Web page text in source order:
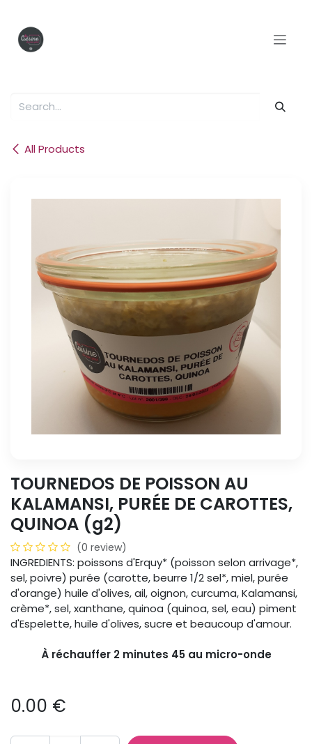
All Products
TOURNEDOS DE POISSON AU
KALAMANSI, PURÉE DE CAROTTES,
QUINOA (g2)
(0 review)
INGREDIENTS: poissons d'Erquy* (poisson selon arrivage*,
sel, poivre) purée (carotte, beurre 1/2 sel*, miel, purée
d'orange) huile d'olives, ail, oignon, curcuma, Kalamansi,
crème*, sel, xanthane, quinoa (quinoa, sel, eau) piment
d'Espelette, huile d'olives, sucre et beaucoup d'amour.
À réchauffer 2 minutes 45 au micro-onde
0.00 €